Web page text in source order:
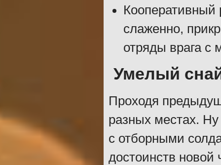
Кооперативный
слаженно,
отряды врага
Умелый
Проходя
разных местах.
с отборными
достоинств